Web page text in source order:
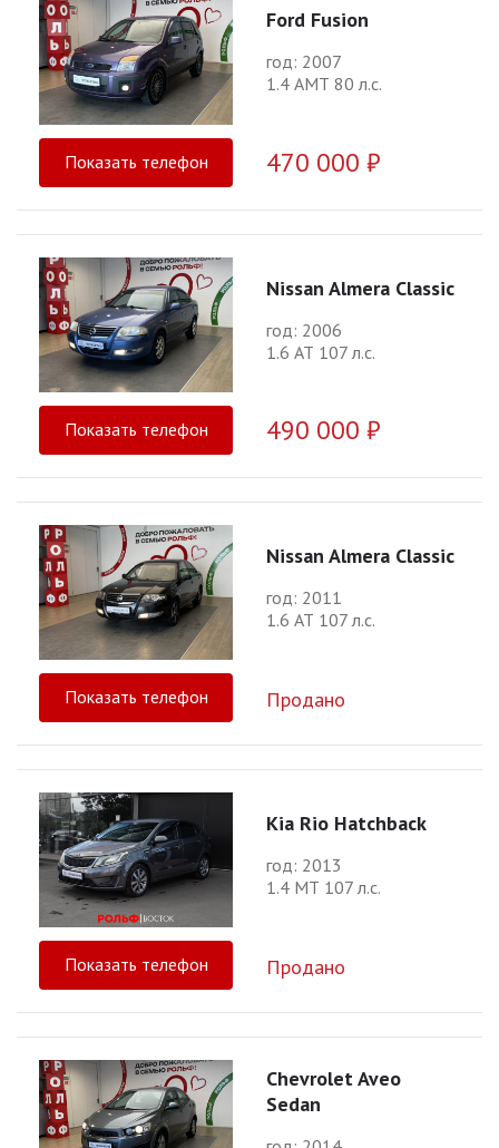
Ford Fusion
год: 2007
1.4 АМТ 80 л.с.
Показать телефон 470 000 ₽
Nissan Almera Classic
год: 2006
1.6 АТ 107 л.с.
Показать телефон 490 000 ₽
Nissan Almera Classic
год: 2011
1.6 АТ 107 л.с.
Показать телефон Продано
Kia Rio Hatchback
год: 2013
1.4 МТ 107 л.с.
Показать телефон Продано
Chevrolet Aveo
Sedan